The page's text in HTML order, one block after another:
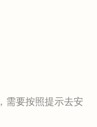
需要按照提示去安